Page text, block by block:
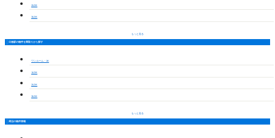
2LDK
3LDK
もっと見る
日進駅の物件を間取りから探す
ワンルーム・1K
1LDK
2LDK
3LDK
もっと見る
周辺の物件情報